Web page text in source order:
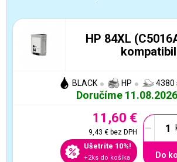
HP 84XL
BLACK HP 4380
Doručíme 11.08.2026
11,60 €
9,43 €bez DPH
Ušetríte 10%!
+2ks do košíka
-
Do